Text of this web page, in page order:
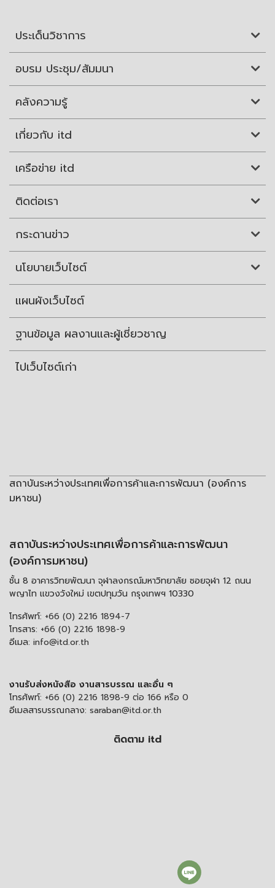
ประเด็นวิชาการ
อบรม ประชุม/สัมมนา
คลังความรู้
เกี่ยวกับ itd
เครือข่าย itd
ติดต่อเรา
กระดานข่าว
นโยบายเว็บไซต์
แผนผังเว็บไซต์
ฐานข้อมูล ผลงานและผู้เชี่ยวชาญ
ไปเว็บไซต์เก่า
สถาบันระหว่างประเทศเพื่อการค้าและการพัฒนา (องค์การ
มหาชน)
สถาบันระหว่างประเทศเพื่อการค้าและการพัฒนา
(องค์การมหาชน)
ชั้น 8 อาคารวิทยพัฒนา จุฬาลงกรณ์มหาวิทยาลัย ซอยจุฬา 12 ถนน
พญาไท แขวงวังใหม่ เขตปทุมวัน กรุงเทพฯ 10330
โทรศัพท์: +66 (0) 2216 1894-7
โทรสาร: +66 (0) 2216 1898-9
อีเมล: info@itd.or.th
งานรับส่งหนังสือ งานสารบรรณ และอื่น ๆ
โทรศัพท์: +66 (0) 2216 1898-9 ต่อ 166 หรือ 0
อีเมลสารบรรณกลาง: saraban@itd.or.th
ติดตาม itd